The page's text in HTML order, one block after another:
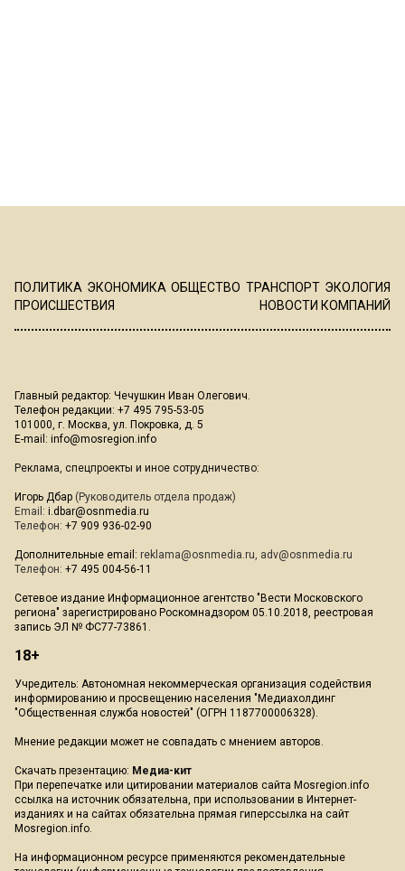
ПОЛИТИКА ЭКОНОМИКА ОБЩЕСТВО ТРАНСПОРТ ЭКОЛОГИЯ
ПРОИСШЕСТВИЯ
НОВОСТИ КОМПАНИЙ
Главный редактор: Чечушкин Иван Олегович.
Телефон редакции: +7 495 795-53-05
101000, г. Москва, ул. Покровка, д. 5
E-mail: info@mosregion.info
Реклама, спецпроекты и иное сотрудничество:
Игорь Дбар (Руководитель отдела продаж)
Email: i.dbar@osnmedia.ru
Телефон: +7 909 936-02-90
Дополнительные email: reklama@osnmedia.ru, adv@osnmedia.ru
Телефон: +7 495 004-56-11
Сетевое издание Информационное агентство "Вести Московского
региона" зарегистрировано Роскомнадзором 05.10.2018, реестровая
запись ЭЛ № ФС77-73861.
18+
Учредитель: Автономная некоммерческая организация содействия
информированию и просвещению населения "Медиахолдинг
"Общественная служба новостей" (ОГРН 1187700006328).
Мнение редакции может не совпадать с мнением авторов.
Скачать презентацию: Медиа-кит
При перепечатке или цитировании материалов сайта Mosregion.info
ссылка на источник обязательна, при использовании в Интернет-
изданиях и на сайтах обязательна прямая гиперссылка на сайт
Mosregion.info.
На информационном ресурсе применяются рекомендательные